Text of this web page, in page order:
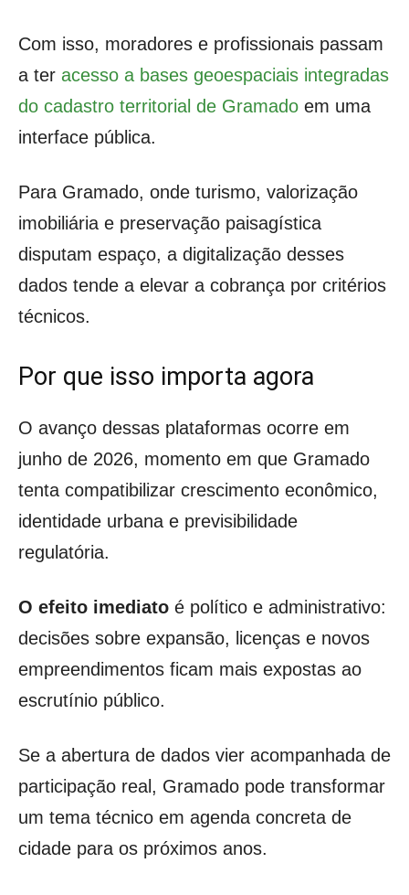
Com isso, moradores e profissionais passam
a ter acesso a bases geoespaciais integradas
do cadastro territorial de Gramado em uma
interface pública.
Para Gramado, onde turismo, valorização
imobiliária e preservação paisagística
disputam espaço, a digitalização desses
dados tende a elevar a cobrança por critérios
técnicos.
Por que isso importa agora
O avanço dessas plataformas ocorre em
junho de 2026, momento em que Gramado
tenta compatibilizar crescimento econômico,
identidade urbana e previsibilidade
regulatória.
O efeito imediato é político e administrativo:
decisões sobre expansão, licenças e novos
empreendimentos ficam mais expostas ao
escrutínio público.
Se a abertura de dados vier acompanhada de
participação real, Gramado pode transformar
um tema técnico em agenda concreta de
cidade para os próximos anos.